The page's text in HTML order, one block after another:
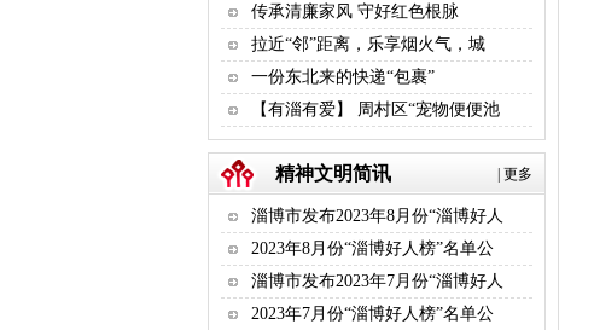
传承清廉家风 守好红色根脉
拉近“邻”距离，乐享烟火气，城
一份东北来的快递“包裹”
【有淄有爱】 周村区“宠物便便池
更多
精神文明简讯
淄博市发布2023年8月份“淄博好人
2023年8月份“淄博好人榜”名单公
淄博市发布2023年7月份“淄博好人
2023年7月份“淄博好人榜”名单公